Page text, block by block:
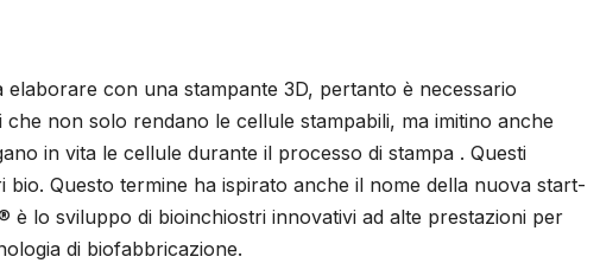
con una stampante 3D, pertanto è necessario
non solo rendano le cellule stampabili, ma imitino anche
in vita le cellule durante il processo di stampa . Questi
bio. Questo termine ha ispirato anche il nome della nuova start-
è lo sviluppo di bioinchiostri innovativi ad alte prestazioni per
di biofabbricazione.